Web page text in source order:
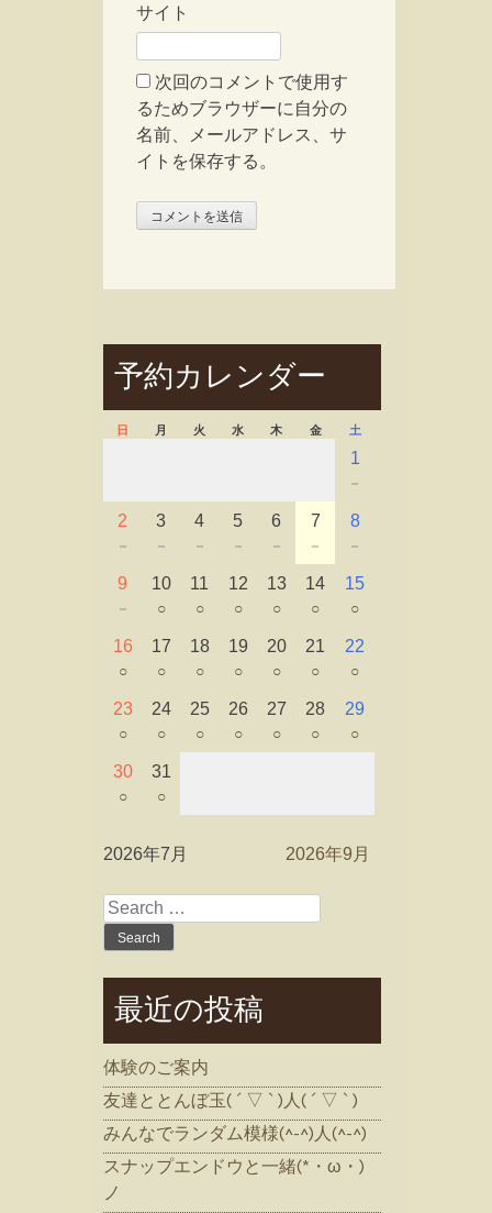
サイト
次回のコメントで使用す
るためブラウザーに自分の
名前、メールアドレス、サ
イトを保存する。
予約カレンダー
日 月 火 水 木 金 土
1
－
2
－
3
－
4
－
5
－
6
－
7
－
8
－
9
－
10
○
11
○
12
○
13
○
14
○
15
○
16
○
17
○
18
○
19
○
20
○
21
○
22
○
23
○
24
○
25
○
26
○
27
○
28
○
29
○
30
○
31
○
2026年7月 2026年9月
Search
for:
最近の投稿
体験のご案内
友達ととんぼ玉( ´ ▽ ` )人( ´ ▽ ` )
みんなでランダム模様(^-^)人(^-^)
スナップエンドウと一緒(*・ω・)
ノ